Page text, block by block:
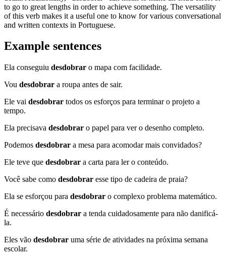
to go to great lengths in order to achieve something. The versatility
of this verb makes it a useful one to know for various conversational
and written contexts in Portuguese.
Example sentences
Ela conseguiu desdobrar o mapa com facilidade.
Vou desdobrar a roupa antes de sair.
Ele vai desdobrar todos os esforços para terminar o projeto a
tempo.
Ela precisava desdobrar o papel para ver o desenho completo.
Podemos desdobrar a mesa para acomodar mais convidados?
Ele teve que desdobrar a carta para ler o conteúdo.
Você sabe como desdobrar esse tipo de cadeira de praia?
Ela se esforçou para desdobrar o complexo problema matemático.
É necessário desdobrar a tenda cuidadosamente para não danificá-
la.
Eles vão desdobrar uma série de atividades na próxima semana
escolar.